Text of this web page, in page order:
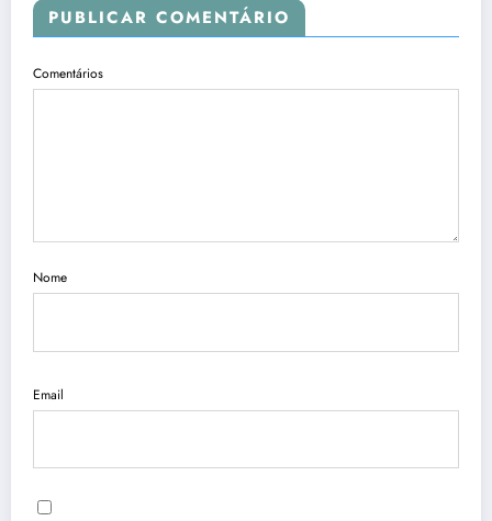
PUBLICAR COMENTÁRIO
Comentários
Nome
Email